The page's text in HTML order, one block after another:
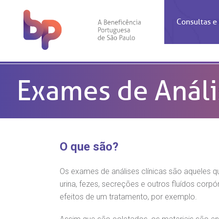
Consultas
SAC:
Área
Doação
Ética e
Doação
Centro
Centro
Exames de
O que são?
Os exames de análises clínicas são aqueles
urina, fezes, secreções e outros fluídos
efeitos de um tratamento, por exemplo.